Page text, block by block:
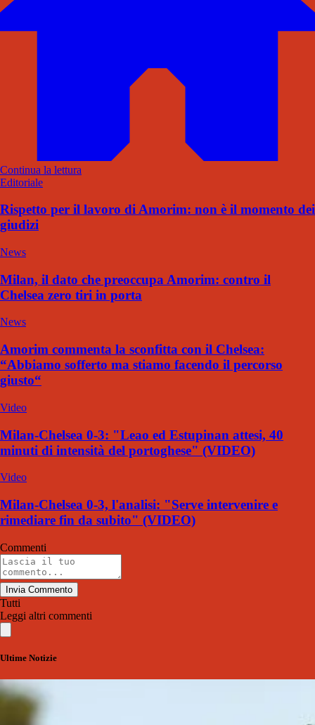
Continua la lettura
Editoriale
Rispetto per il lavoro di Amorim: non è il momento dei
giudizi
News
Milan, il dato che preoccupa Amorim: contro il
Chelsea zero tiri in porta
News
Amorim commenta la sconfitta con il Chelsea:
“Abbiamo sofferto ma stiamo facendo il percorso
giusto“
Video
Milan-Chelsea 0-3: "Leao ed Estupinan attesi, 40
minuti di intensità del portoghese" (VIDEO)
Video
Milan-Chelsea 0-3, l'analisi: "Serve intervenire e
rimediare fin da subito" (VIDEO)
Commenti
Invia Commento
Tutti
Leggi altri commenti
Ultime Notizie